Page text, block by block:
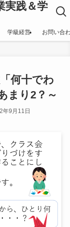
実践＆学
学級経営 お問い合
何十でわ
まり2？～
年9月11日